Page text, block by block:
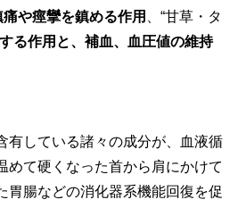
痛や痙攣を鎮める作用
、“甘草・タ
る作用と、補血、血圧値の維持
有している諸々の成分が、血液循
めて硬くなった首から肩にかけて
胃腸などの消化器系機能回復を促